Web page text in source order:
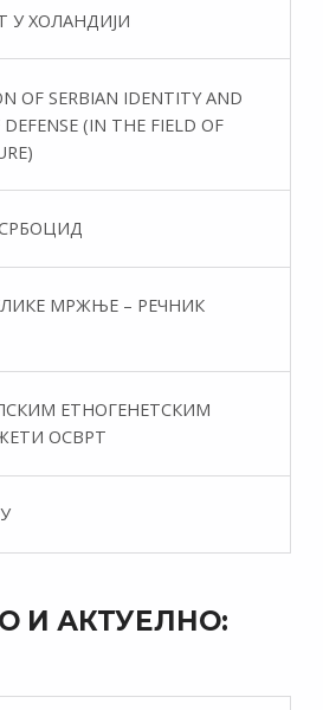
У ХОЛАНДИЈИ
OF SERBIAN IDENTITY AND
(IN THE FIELD OF
МРЖЊЕ – РЕЧНИК
ЕТНОГЕНЕТСКИМ
ОСВРТ
И АКТУЕЛНО: